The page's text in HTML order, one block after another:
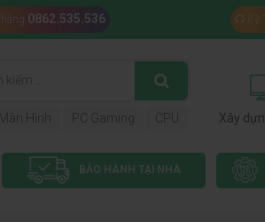
0862.535.536 Kỹ
Màn Hình PC Gaming CPU Xây
BẢO HÀNH TẠI NHÀ